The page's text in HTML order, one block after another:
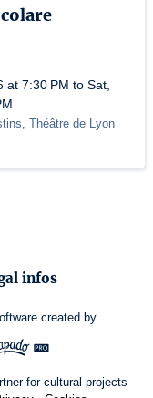
at 7:30 PM to Sat,
Théâtre de Lyon
infos
created by
for cultural projects